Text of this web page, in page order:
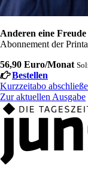
Anderen eine Freude
Abonnement der
56,90 Euro/Monat
Bestellen
Kurzzeitabo
Zur aktuellen Ausgabe